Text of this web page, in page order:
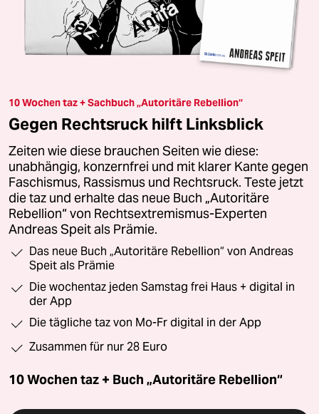
10 Wochen taz + Sachbuch „Autoritäre Rebellion“
Gegen Rechtsruck hilft Linksblick
Zeiten wie diese brauchen Seiten wie diese:
unabhängig, konzernfrei und mit klarer Kante gegen
Faschismus, Rassismus und Rechtsruck. Teste jetzt
die taz und erhalte das neue Buch „Autoritäre
Rebellion“ von Rechtsextremismus-Experten
Andreas Speit als Prämie.
Das neue Buch „Autoritäre Rebellion“ von Andreas
Speit als Prämie
Die wochentaz jeden Samstag frei Haus + digital in
der App
Die tägliche taz von Mo-Fr digital in der App
Zusammen für nur 28 Euro
10 Wochen taz + Buch „Autoritäre Rebellion“